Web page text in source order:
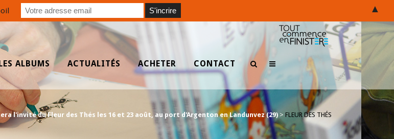
ALBUMS ACTUALITÉS ACHETER CONTACT
l'invité du Fleur des Thés les 16 et 23 août, au port d'Argenton en Landunvez (29) > FLEUR DES THÉS
▲